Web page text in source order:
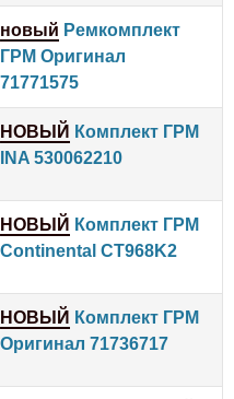
новый Ремкомплект
ГРМ Оригинал
71771575
НОВЫЙ Комплект ГРМ
INA 530062210
НОВЫЙ Комплект ГРМ
Continental CT968K2
НОВЫЙ Комплект ГРМ
Оригинал 71736717